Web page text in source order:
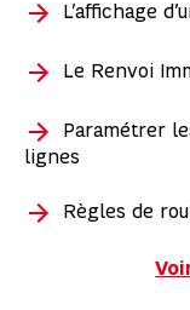
L’affichage
Le Renvoi
Paramétrer
lignes
Règles de